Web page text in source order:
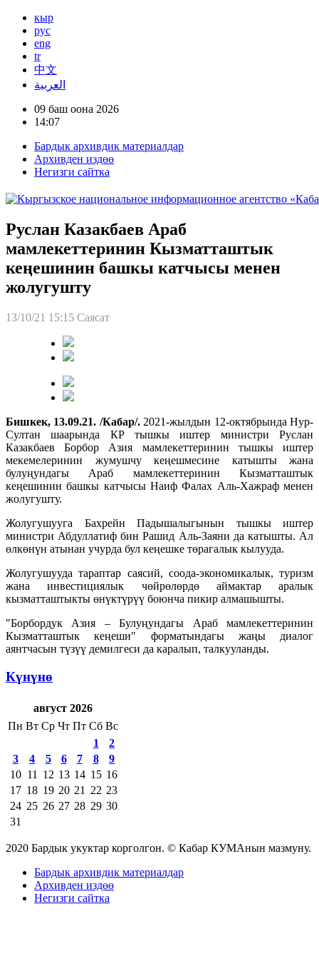
кыр
рус
eng
tr
中文
العربية
09 баш оона 2026
14:07
Бардык архивдик материалдар
Архивден издөө
Негизги сайтка
Руслан Казакбаев Араб
мамлекеттеринин Кызматташтык
кеңешинин башкы катчысы менен
жолугушту
13/10/21 15:15 Саясат
Бишкек, 13.09.21. /Кабар/. 2021-жылдын 12-октябрында Нур-
Султан шаарында КР тышкы иштер министри Руслан
Казакбаев Борбор Азия мамлекеттеринин тышкы иштер
мекемелеринин жумушчу кеңешмесине катышты жана
булуңундагы Араб мамлекеттеринин Кызматташтык
кеңешинин башкы катчысы Наиф Фалах Аль-Хажраф менен
жолугушту.
Жолугушууга Бахрейн Падышалыгынын тышкы иштер
министри Абдуллатиф бин Рашид Аль-Заяни да катышты. Ал
өлкөнүн атынан учурда бул кеңешке төрагалык кылууда.
Жолугушууда тараптар саясий, соода-экономикалык, туризм
жана инвестициялык чөйрөлөрдө аймактар аралык
кызматташтыкты өнүктүрүү боюнча пикир алмашышты.
"Борбордук Азия – Булуңундагы Араб мамлекеттеринин
Кызматташтык кеңеши" форматындагы жаңы диалог
аянтчасын түзүү демилгеси да каралып, талкууланды.
Күнүнө
август 2026
Пн Вт Ср Чт Пт Сб Вс
1
2
3
4 5 6 7 8
9
10 11 12 13 14 15 16
17 18 19 20 21 22 23
24 25 26 27 28 29 30
31
2020 Бардык укуктар корголгон. © Кабар КУМАнын мазмуну.
Бардык архивдик материалдар
Архивден издөө
Негизги сайтка